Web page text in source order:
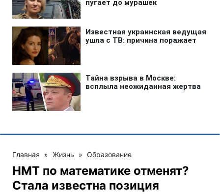
Главная » Жизнь » Образование
НМТ по математике отменят?
Стала известна позиция